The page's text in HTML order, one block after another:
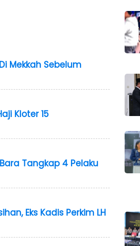
Mekkah Sebelum
Kloter 15
Tangkap 4 Pelaku
Eks Kadis Perkim LH